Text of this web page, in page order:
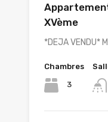
XVème
*DEJA VENDU*
Chambres
3